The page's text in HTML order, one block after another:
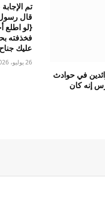
في حوادث
إنه كان
تم
قال
{لو اطلع
فخذفته
عليك
26 يوليو، 2026